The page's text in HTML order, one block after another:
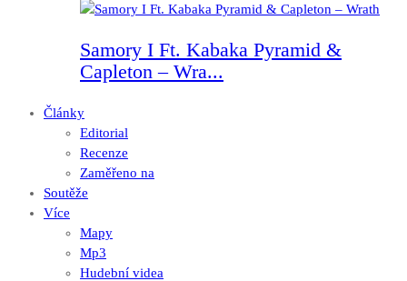
Samory I Ft. Kabaka Pyramid &
Capleton – Wra...
Články
Editorial
Recenze
Zaměřeno na
Soutěže
Více
Mapy
Mp3
Hudební videa